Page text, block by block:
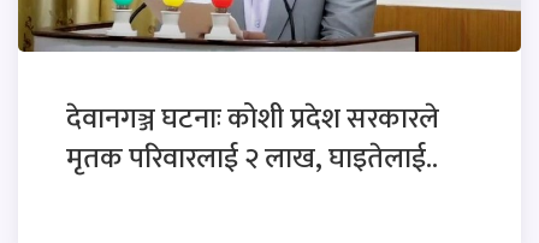
देवानगञ्ज घटनाः कोशी प्रदेश सरकारले
मृतक परिवारलाई २ लाख, घाइतेलाई..